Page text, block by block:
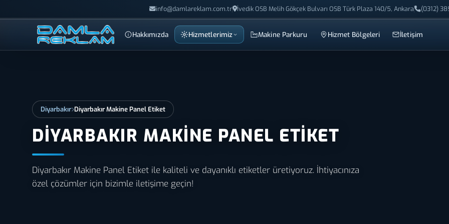
info@damlareklam.com.tr İvedik OSB Melih Gökçek Bulvarı OSB Türk Plaza 140/5, Ankara (0312)
Hakkımızda Hizmetlerimiz Makine Parkuru Hizmet Bölgeleri İletişim
Diyarbakır Diyarbakır Makine Panel Etiket
DIYARBAKIR MAKINE PANEL ETIKET
Diyarbakır Makine Panel Etiket ile kaliteli ve dayanıklı etiketler üretiyoruz. İhtiyacınıza
özel çözümler için bizimle iletişime geçin!